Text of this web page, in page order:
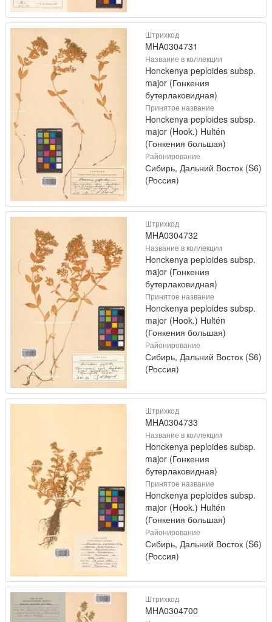
Штрихкод
MHA0304731
Название в коллекции
Honckenya peploides subsp.
major (Гонкения
бутерлаковидная)
Принятое название
Honckenya peploides subsp.
major (Hook.) Hultén
(Гонкения большая)
Районирование
Сибирь, Дальний Восток (S6)
(Россия)
Штрихкод
MHA0304732
Название в коллекции
Honckenya peploides subsp.
major (Гонкения
бутерлаковидная)
Принятое название
Honckenya peploides subsp.
major (Hook.) Hultén
(Гонкения большая)
Районирование
Сибирь, Дальний Восток (S6)
(Россия)
Штрихкод
MHA0304733
Название в коллекции
Honckenya peploides subsp.
major (Гонкения
бутерлаковидная)
Принятое название
Honckenya peploides subsp.
major (Hook.) Hultén
(Гонкения большая)
Районирование
Сибирь, Дальний Восток (S6)
(Россия)
Штрихкод
MHA0304700